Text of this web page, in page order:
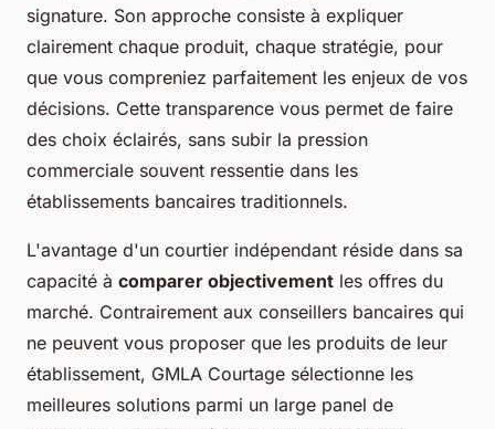
signature. Son approche consiste à expliquer
clairement chaque produit, chaque stratégie, pour
que vous compreniez parfaitement les enjeux de vos
décisions. Cette transparence vous permet de faire
des choix éclairés, sans subir la pression
commerciale souvent ressentie dans les
établissements bancaires traditionnels.
L'avantage d'un courtier indépendant réside dans sa
capacité à comparer objectivement les offres du
marché. Contrairement aux conseillers bancaires qui
ne peuvent vous proposer que les produits de leur
établissement, GMLA Courtage sélectionne les
meilleures solutions parmi un large panel de